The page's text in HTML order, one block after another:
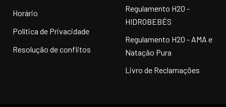
Horário
Política de Privacidade
Resolução de conflitos
Regulamento H20 -
HIDROBEBÉS
Regulamento H20 - AMA e
Natação Pura
Livro de Reclamações